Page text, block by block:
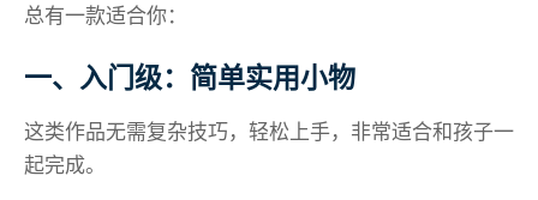
总有一款适合你：
一、入门级：简单实用小物
这类作品无需复杂技巧，轻松上手，非常适合和孩子一
起完成。